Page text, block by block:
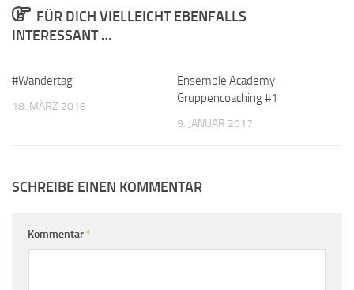
FÜR DICH VIELLEICHT EBENFALLS
INTERESSANT …
#Wandertag
18. MÄRZ 2018
Ensemble Academy –
Gruppencoaching #1
9. JANUAR 2017
SCHREIBE EINEN KOMMENTAR
Kommentar *